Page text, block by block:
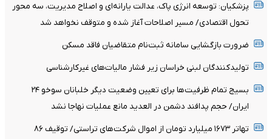
پزشکیان: توسعه انرژی پاک، عدالت یارانه‌ای و اصلاح مدیریت، سه محور
تحول اقتصادی/ مسیر اصلاحات آغاز شده و متوقف نخواهد شد
ضرورت بازگشایی سامانه ثبت‌نام متقاضیان فاقد مسکن
تولیدکنندگان لبنی خراسان زیر فشار مالیات‌های غیرکارشناسی
بسیج تمام ظرفیت‌ها برای تعیین وضعیت دیگر خلبانان سوخو ۲۴
ایران/ حجم پدافند دشمن در العدید مانع عملیات نهاجا نشد
تهاتر ۱۶۷۳ میلیارد تومان از اموال شرکت‌های تراستی/ توقیف ۸۶